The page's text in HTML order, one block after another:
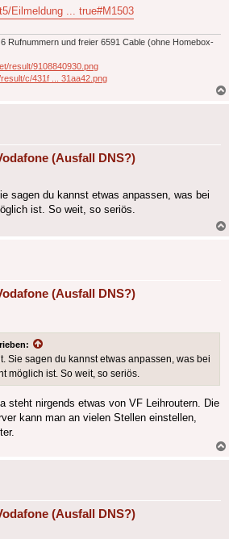
Eilmeldung ... true#M1503
Rufnummern und freier 6591 Cable (ohne Homebox-
result/9108840930.png
c/431f ... 31aa42.png
(Ausfall DNS?)
sagen du kannst etwas anpassen, was bei
ist. So weit, so seriös.
(Ausfall DNS?)
Sie sagen du kannst etwas anpassen, was bei
möglich ist. So weit, so seriös.
steht nirgends etwas von VF Leihroutern. Die
kann man an vielen Stellen einstellen,
(Ausfall DNS?)